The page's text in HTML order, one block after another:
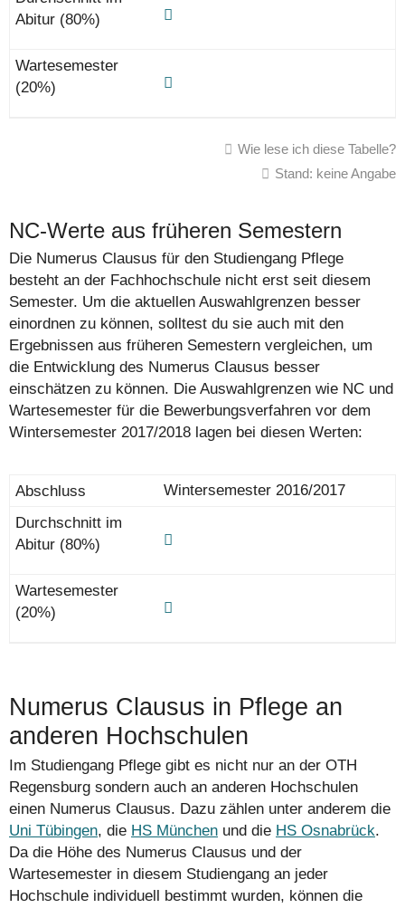
Wie lese ich diese Tabelle?
Stand: keine Angabe
NC-Werte aus früheren Semestern
Die Numerus Clausus für den Studiengang Pflege
besteht an der Fachhochschule nicht erst seit diesem
Semester. Um die aktuellen Auswahlgrenzen besser
einordnen zu können, solltest du sie auch mit den
Ergebnissen aus früheren Semestern vergleichen, um
die Entwicklung des Numerus Clausus besser
einschätzen zu können. Die Auswahlgrenzen wie NC und
Wartesemester für die Bewerbungsverfahren vor dem
Wintersemester 2017/2018 lagen bei diesen Werten:
Wintersemester 2016/2017
Numerus Clausus in Pflege an
anderen Hochschulen
Im Studiengang Pflege gibt es nicht nur an der OTH
Regensburg sondern auch an anderen Hochschulen
einen Numerus Clausus. Dazu zählen unter anderem die
Uni Tübingen, die HS München und die HS Osnabrück.
Da die Höhe des Numerus Clausus und der
Wartesemester in diesem Studiengang an jeder
Hochschule individuell bestimmt wurden, können die